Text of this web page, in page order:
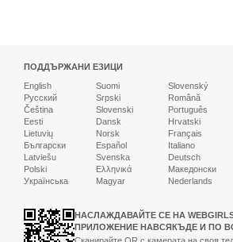
ПОДДЪРЖАНИ ЕЗИЦИ
English
Русский
Čeština
Eesti
Lietuvių
Български
Latviešu
Polski
Українська
Suomi
Srpski
Slovenski
Dansk
Norsk
Español
Svenska
Ελληνικά
Magyar
Slovenský
Română
Português
Hrvatski
Français
Italiano
Deutsch
Македонски
Nederlands
НАСЛАЖДАВАЙТЕ СЕ НА
ПРИЛОЖЕНИЕ НАВСЯКЪДЕ И ПО